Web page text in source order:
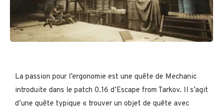
La passion pour l’ergonomie est une quête de Mechanic
introduite dans le patch 0.16 d’Escape from Tarkov. Il s’agit
d’une quête typique « trouver un objet de quête avec